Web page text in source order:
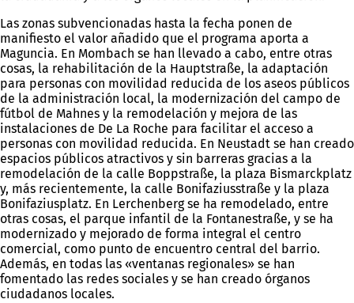
Las zonas subvencionadas hasta la fecha ponen de
manifiesto el valor añadido que el programa aporta a
Maguncia. En Mombach se han llevado a cabo, entre otras
cosas, la rehabilitación de la Hauptstraße, la adaptación
para personas con movilidad reducida de los aseos públicos
de la administración local, la modernización del campo de
fútbol de Mahnes y la remodelación y mejora de las
instalaciones de De La Roche para facilitar el acceso a
personas con movilidad reducida. En Neustadt se han creado
espacios públicos atractivos y sin barreras gracias a la
remodelación de la calle Boppstraße, la plaza Bismarckplatz
y, más recientemente, la calle Bonifaziusstraße y la plaza
Bonifaziusplatz. En Lerchenberg se ha remodelado, entre
otras cosas, el parque infantil de la Fontanestraße, y se ha
modernizado y mejorado de forma integral el centro
comercial, como punto de encuentro central del barrio.
Además, en todas las «ventanas regionales» se han
fomentado las redes sociales y se han creado órganos
ciudadanos locales.